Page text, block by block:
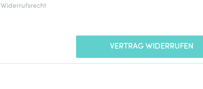
Widerrufsrecht
VERTRAG WIDERRUFEN